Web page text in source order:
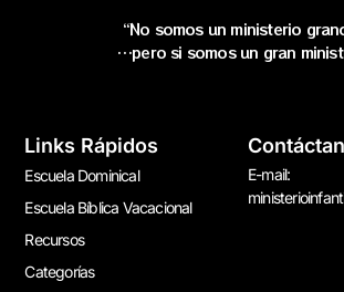
“No somos un ministerio
…pero si somos un gran
Links Rápidos
Escuela Dominical
Escuela Bíblica Vacacional
Recursos
Categorías
E-mail: